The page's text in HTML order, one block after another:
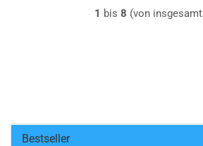
1 bis 8 (von insgesamt
Bestseller